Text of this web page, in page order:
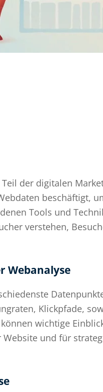
der digitalen
beschäftigt,
Tools und
verstehen,
Webanalyse
Klickpfade,
wichtige
und für